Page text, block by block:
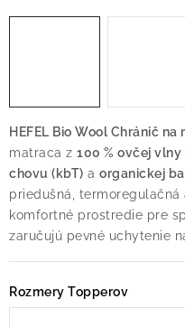
HEFEL Bio Wool Chránič na
matraca z 100 % ovčej
chovu (kbT) a organickej
priedušná,
komfortné prostredie pre
zaručujú pevné uchytenie
Rozmery Topperov